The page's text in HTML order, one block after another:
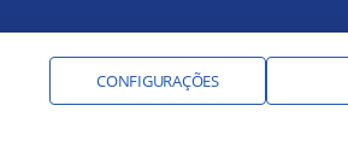
CONFIGURAÇÕES